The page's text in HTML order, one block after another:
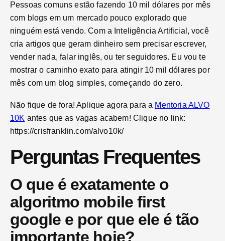
Pessoas comuns estão fazendo 10 mil dólares por mês
com blogs em um mercado pouco explorado que
ninguém está vendo. Com a Inteligência Artificial, você
cria artigos que geram dinheiro sem precisar escrever,
vender nada, falar inglês, ou ter seguidores. Eu vou te
mostrar o caminho exato para atingir 10 mil dólares por
mês com um blog simples, começando do zero.
Não fique de fora! Aplique agora para a Mentoria ALVO
10K antes que as vagas acabem! Clique no link:
https://crisfranklin.com/alvo10k/
Perguntas Frequentes
O que é exatamente o
algoritmo mobile first
google e por que ele é tão
importante hoje?